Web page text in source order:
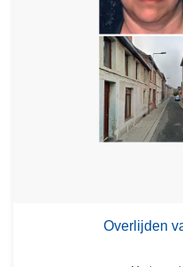
Overlijden